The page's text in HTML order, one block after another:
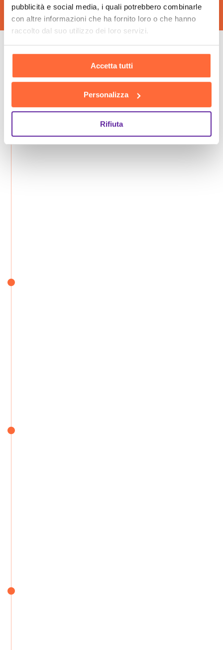
pubblicità e social media, i quali potrebbero combinarle
con altre informazioni che ha fornito loro o che hanno
raccolto dal suo utilizzo dei loro servizi.
Accetta tutti
Personalizza
Rifiuta
Le fasi della nostra
consulenza insieme